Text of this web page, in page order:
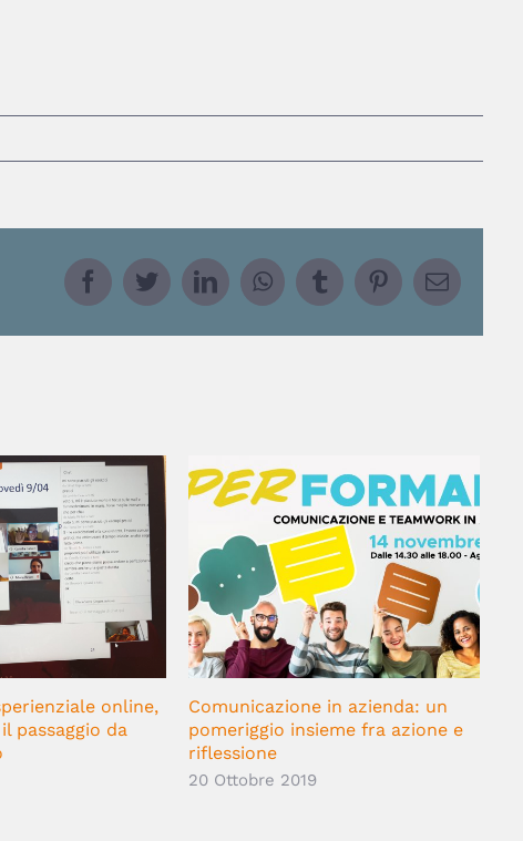
FacebookTwitterLinkedInWhatsApp
TumblrPinterestEmail
online,
passaggio da
Comunicazione in azienda: un
pomeriggio insieme fra azione e
riflessione
20 Ottobre 2019